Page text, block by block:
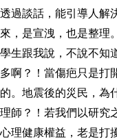
透過談話，能引導人解
來，是宣洩，也是整理
學生跟我說，不說不知
多啊？！當傷疤只是打
的。地震後的災民，為
理師？！若我們以研究
心理健康權益，老是打